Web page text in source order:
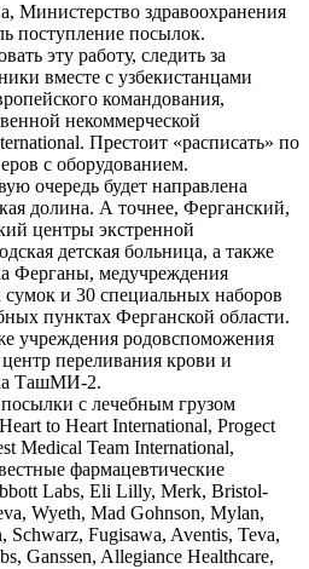
Министерство здравоохранения
поступление посылок.
эту работу, следить за
вместе с узбекистанцами
командования,
некоммерческой
Престоит «расписать» по
с оборудованием.
очередь будет направлена
долина. А точнее, Ферганский,
центры экстренной
детская больница, а также
Ферганы, медучреждения
и 30 специальных наборов
пунктах Ферганской области.
учреждения родовспоможения
переливания крови и
ТашМИ-2.
с лечебным грузом
to Heart International, Progect
Medical Team International,
фармацевтические
Labs, Eli Lilly, Merk, Bristol-
Wyeth, Mad Gohnson, Mylan,
Schwarz, Fugisawa, Aventis, Teva,
Ganssen, Allegiance Healthcare,